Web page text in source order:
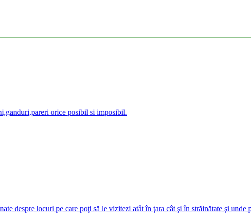
orice posibil si imposibil.
despre locuri pe care poţi să le vizitezi atât în ţara cât şi în străinătate şi